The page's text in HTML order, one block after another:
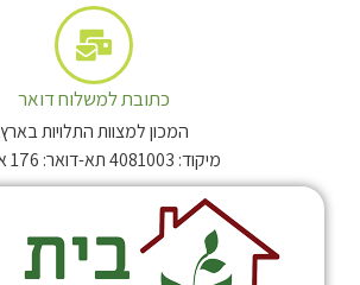
כתובת למשלוח דואר
המכון למצוות התלויות בארץ
מיקוד: 4081003 תא-דואר: 176 אלעד